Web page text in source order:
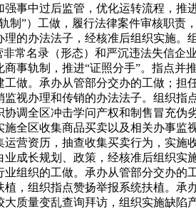
事中过后监管，优化运转流程，推
”）工做，履行法律案件审核职责
的办法法子，经核准后组织实施。
常名录（形态）和严沉违法失信企
事轨制，推进“证照分手”。指点并
做。承办从管部分交办的工做；担
视办理和传销的办法法子。组织指
调全区冲击学问产权和制售冒充伪
全区收集商品买卖以及相关办事监
营资历，抽查收集买卖行为，实施
成长规划、政策，经核准后组织实
组织的工做。承办从管部分交办的
，组织指点赞扬举报系统扶植。承
质量变乱查询拜访，组织实施缺陷